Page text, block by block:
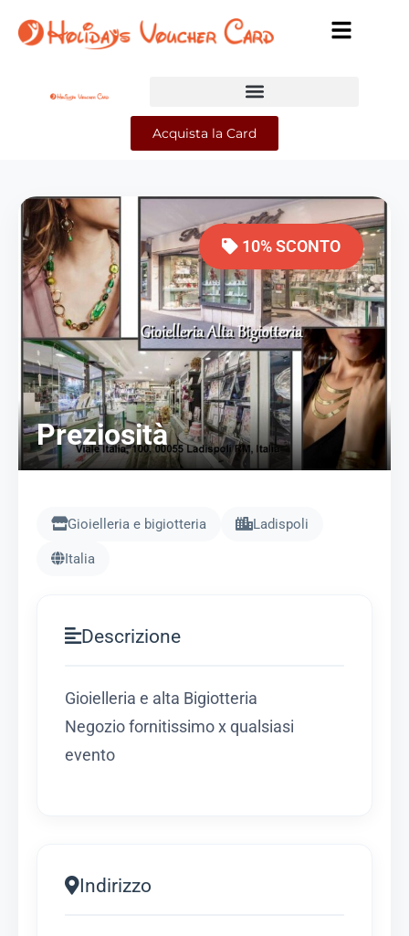
Acquista la Card
10% SCONTO
Preziosità
Gioielleria e bigiotteria Ladispoli
Italia
Descrizione
Gioielleria e alta Bigiotteria
Negozio fornitissimo x qualsiasi
evento
Indirizzo